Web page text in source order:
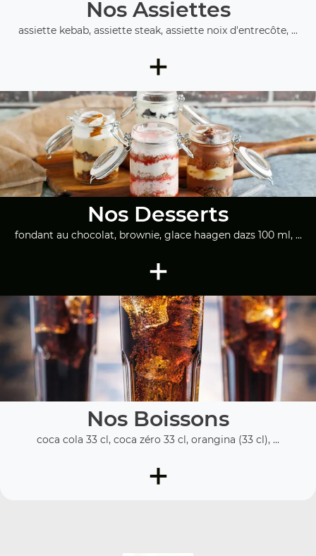
Nos Assiettes
assiette kebab, assiette steak, assiette noix d'entrecôte, ...
+
Nos Desserts
fondant au chocolat, brownie, glace haagen dazs 100 ml, ...
+
Nos Boissons
coca cola 33 cl, coca zéro 33 cl, orangina (33 cl), ...
+